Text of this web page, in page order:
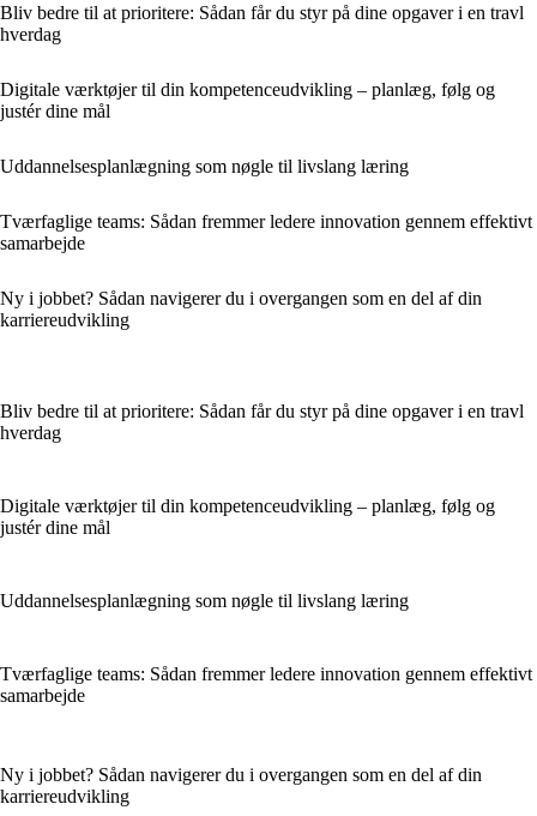
Bliv bedre til at prioritere: Sådan får du styr på dine opgaver i en travl
hverdag
Digitale værktøjer til din kompetenceudvikling – planlæg, følg og
justér dine mål
Uddannelsesplanlægning som nøgle til livslang læring
Tværfaglige teams: Sådan fremmer ledere innovation gennem effektivt
samarbejde
Ny i jobbet? Sådan navigerer du i overgangen som en del af din
karriereudvikling
Bliv bedre til at prioritere: Sådan får du styr på dine opgaver i en travl
hverdag
Digitale værktøjer til din kompetenceudvikling – planlæg, følg og
justér dine mål
Uddannelsesplanlægning som nøgle til livslang læring
Tværfaglige teams: Sådan fremmer ledere innovation gennem effektivt
samarbejde
Ny i jobbet? Sådan navigerer du i overgangen som en del af din
karriereudvikling